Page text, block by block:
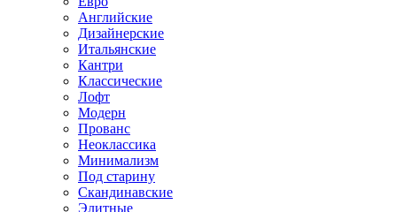
Английские
Дизайнерские
Итальянские
Кантри
Классические
Лофт
Модерн
Прованс
Неоклассика
Минимализм
Под старину
Скандинавские
Элитные